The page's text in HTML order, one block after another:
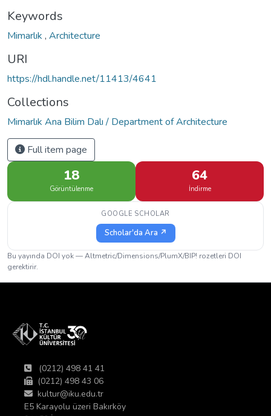
Keywords
Mimarlık , Architecture
URI
https://hdl.handle.net/11413/4641
Collections
Mimarlık Ana Bilim Dalı / Department of Architecture
Full item page
18
Görüntülenme
64
İndirme
GOOGLE SCHOLAR
Scholar'da Ara ↗
Bu yayında DOI yok — Altmetric/Dimensions/PlumX/BIP! rozetleri DOI
gerektirir.
(0212) 498 41 41
(0212) 498 43 06
kultur@iku.edu.tr
E5 Karayolu üzeri Bakırköy